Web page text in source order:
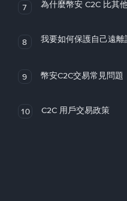
7 為什麼幣安 C2C 比其
8 我要如何保護自己遠離
9 幣安C2C交易常見問題
10 C2C 用戶交易政策